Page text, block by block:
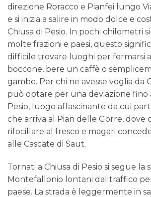
direzione Roracco e Pianfei lungo
e si inizia a salire in modo dolce e
Chiusa di Pesio. In pochi chilometri
molte frazioni e paesi, questo
difficile trovare luoghi per fermarsi
boccone, bere un caffè o
gambe. Per chi ne avesse voglia da
può optare per una deviazione fino
Pesio, luogo affascinante da cui
che arriva al Pian delle Gorre, dove
rifocillare al fresco e magari
alle Cascate di Saut.
Tornati a Chiusa di Pesio si segue la
Montefallonio lontani dal traffico
paese. La strada è leggermente in